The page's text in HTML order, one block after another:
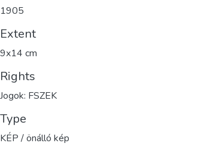
1905
Extent
9x14 cm
Rights
Jogok: FSZEK
Type
KÉP / önálló kép